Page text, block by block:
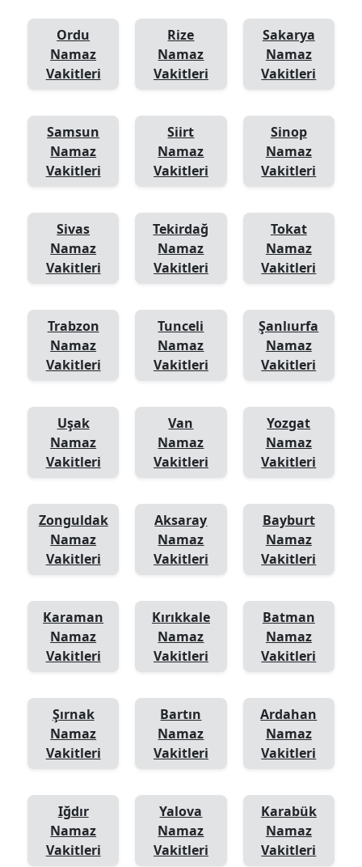
Ordu
Namaz
Vakitleri
Rize
Namaz
Vakitleri
Sakarya
Namaz
Vakitleri
Samsun
Namaz
Vakitleri
Siirt
Namaz
Vakitleri
Sinop
Namaz
Vakitleri
Sivas
Namaz
Vakitleri
Tekirdağ
Namaz
Vakitleri
Tokat
Namaz
Vakitleri
Trabzon
Namaz
Vakitleri
Tunceli
Namaz
Vakitleri
Şanlıurfa
Namaz
Vakitleri
Uşak
Namaz
Vakitleri
Van
Namaz
Vakitleri
Yozgat
Namaz
Vakitleri
Zonguldak
Namaz
Vakitleri
Aksaray
Namaz
Vakitleri
Bayburt
Namaz
Vakitleri
Karaman
Namaz
Vakitleri
Kırıkkale
Namaz
Vakitleri
Batman
Namaz
Vakitleri
Şırnak
Namaz
Vakitleri
Bartın
Namaz
Vakitleri
Ardahan
Namaz
Vakitleri
Iğdır
Namaz
Vakitleri
Yalova
Namaz
Vakitleri
Karabük
Namaz
Vakitleri